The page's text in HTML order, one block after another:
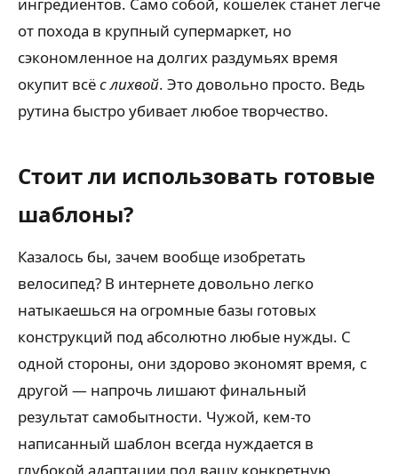
от похода в крупный супермаркет, но
сэкономленное на долгих раздумьях время
окупит всёс лихвой. Это довольно просто. Ведь
рутина быстро убивает любое творчество.
Стоит ли использовать готовые
шаблоны?
Казалось бы, зачем вообще изобретать
велосипед? В интернете довольно легко
натыкаешься на огромные базы готовых
конструкций под абсолютно любые нужды. С
одной стороны, они здорово экономят время, с
другой — напрочь лишают финальный
результат самобытности. Чужой, кем-то
написанный шаблон всегда нуждается в